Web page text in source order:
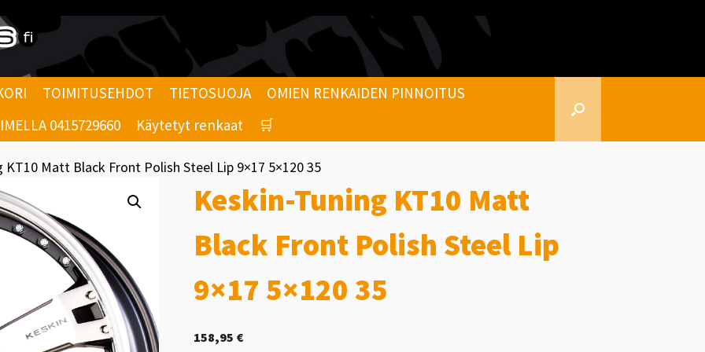
TOIMITUSEHDOT TIETOSUOJA
OMIEN RENKAIDEN PINNOITUS
0415729660 Käytetyt renkaat 🛒
KT10 Matt Black Front Polish Steel Lip 9×17 5×120 35
Keskin-Tuning KT10 Matt
Black Front Polish Steel Lip
9×17 5×120 35
158,95 €